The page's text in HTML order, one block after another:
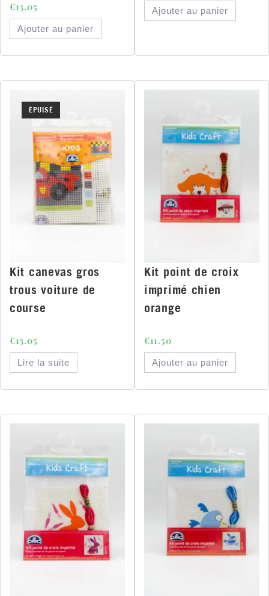
€13.05
Ajouter au panier
Ajouter au panier
ÉPUISÉ
Kit canevas gros
trous voiture de
course
€13.05
Lire la suite
Kit point de croix
imprimé chien
orange
€11.50
Ajouter au panier